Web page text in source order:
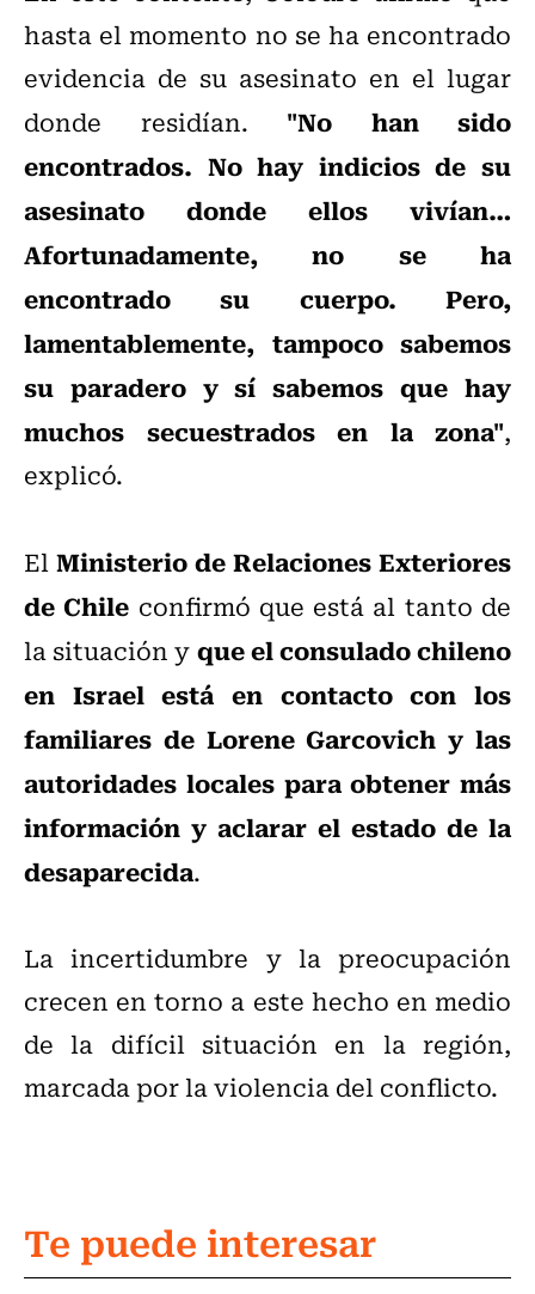
hasta el momento no se ha encontrado
evidencia de su asesinato en el lugar
donde residían. "No han sido
encontrados. No hay indicios de su
asesinato donde ellos vivían…
Afortunadamente, no se ha
encontrado su cuerpo. Pero,
lamentablemente, tampoco sabemos
su paradero y sí sabemos que hay
muchos secuestrados en la zona",
explicó.
ElMinisterio de Relaciones Exteriores
de Chile confirmó que está al tanto de
la situación yque el consulado chileno
en Israel está en contacto con los
familiares de Lorene Garcovich y las
autoridades locales para obtener más
información y aclarar el estado de la
desaparecida.
La incertidumbre y la preocupación
crecen en torno a este hecho en medio
de la difícil situación en la región,
marcada por la violencia del conflicto.
Te puede interesar